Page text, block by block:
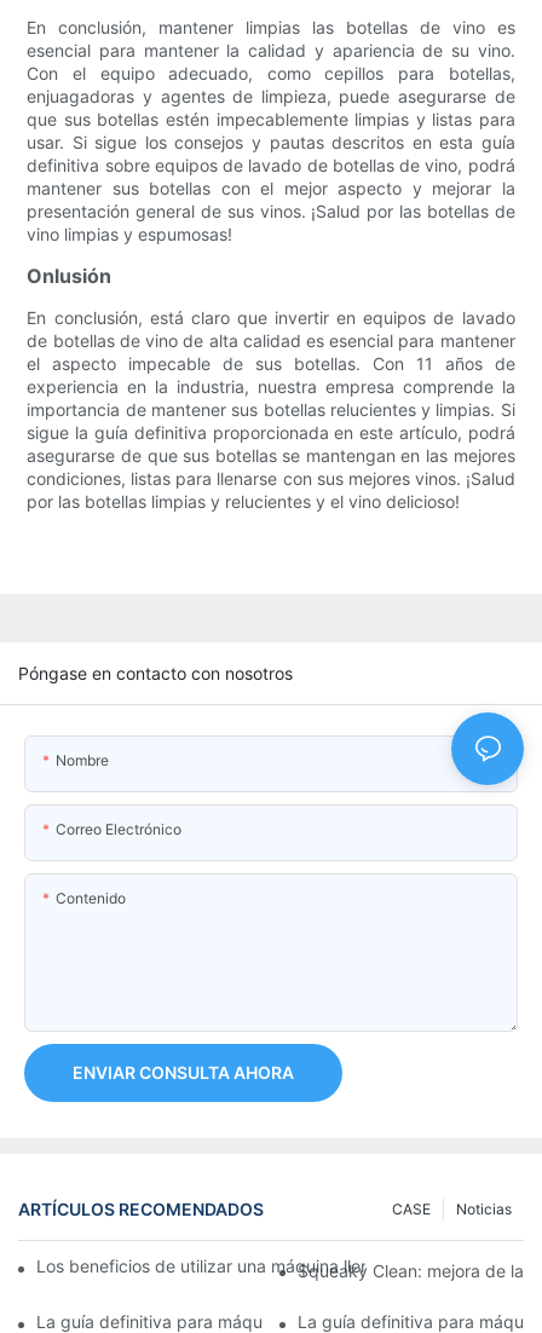
En conclusión, mantener limpias las botellas de vino es
esencial para mantener la calidad y apariencia de su vino.
Con el equipo adecuado, como cepillos para botellas,
enjuagadoras y agentes de limpieza, puede asegurarse de
que sus botellas estén impecablemente limpias y listas para
usar. Si sigue los consejos y pautas descritos en esta guía
definitiva sobre equipos de lavado de botellas de vino, podrá
mantener sus botellas con el mejor aspecto y mejorar la
presentación general de sus vinos. ¡Salud por las botellas de
vino limpias y espumosas!
Onlusión
En conclusión, está claro que invertir en equipos de lavado
de botellas de vino de alta calidad es esencial para mantener
el aspecto impecable de sus botellas. Con 11 años de
experiencia en la industria, nuestra empresa comprende la
importancia de mantener sus botellas relucientes y limpias. Si
sigue la guía definitiva proporcionada en este artículo, podrá
asegurarse de que sus botellas se mantengan en las mejores
condiciones, listas para llenarse con sus mejores vinos. ¡Salud
por las botellas limpias y relucientes y el vino delicioso!
Póngase en contacto con nosotros
Nombre
Correo Electrónico
Contenido
ENVIAR CONSULTA AHORA
ARTÍCULOS RECOMENDADOS Noticias
CASE
Los beneficios de utilizar una máquina llenadora de tubos
Squeaky Clean: mejora de la
La guía definitiva para máquinas prensadoras de tubos
La guía definitiva para